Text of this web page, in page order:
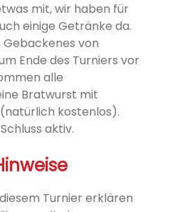
mit, wir haben für
einige Getränke da.
Gebackenes von
Ende des Turniers vor
alle
Bratwurst mit
kostenlos).
aktiv.
Turnier erklären